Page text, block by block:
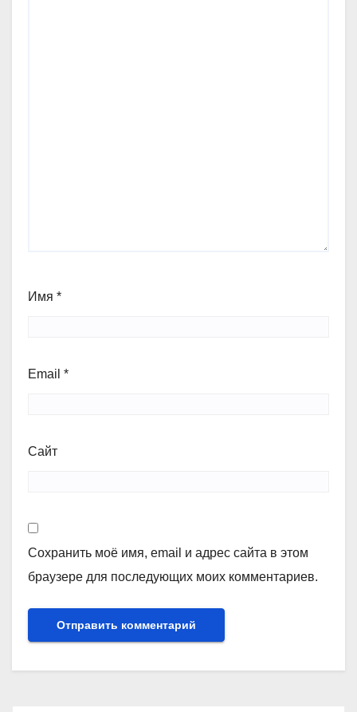
Имя *
Email *
Сайт
Сохранить моё имя, email и адрес сайта в этом
браузере для последующих моих комментариев.